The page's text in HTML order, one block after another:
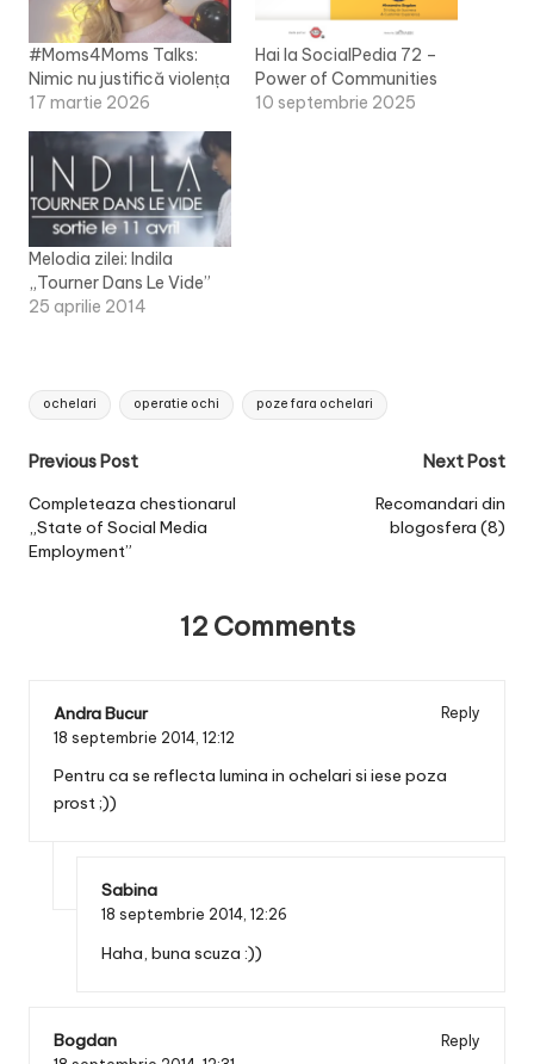
#Moms4Moms Talks:
Nimic nu justifică violența
17 martie 2026
Hai la SocialPedia 72 –
Power of Communities
10 septembrie 2025
Melodia zilei: Indila
„Tourner Dans Le Vide”
25 aprilie 2014
Tags:
ochelari operatie ochi poze fara ochelari
Post
navigation
Previous Post
Completeaza chestionarul
„State of Social Media
Employment”
Next Post
Recomandari din
blogosfera (8)
12 Comments
Andra Bucur
Reply
18 septembrie 2014, 12:12
Pentru ca se reflecta lumina in ochelari si iese poza
prost ;))
Sabina
18 septembrie 2014, 12:26
Haha, buna scuza :))
Bogdan
Reply